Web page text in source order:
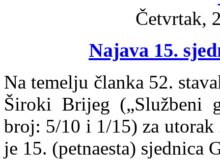
Četvrtak,
Najava 15.
Na temelju članka 52.
Široki Brijeg („Službeni
broj: 5/10 i 1/15) za utorak
je 15. (petnaesta) sjednica